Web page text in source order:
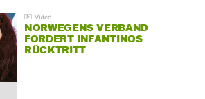
NORWEGENS VERBAND
FORDERT INFANTINOS
RÜCKTRITT